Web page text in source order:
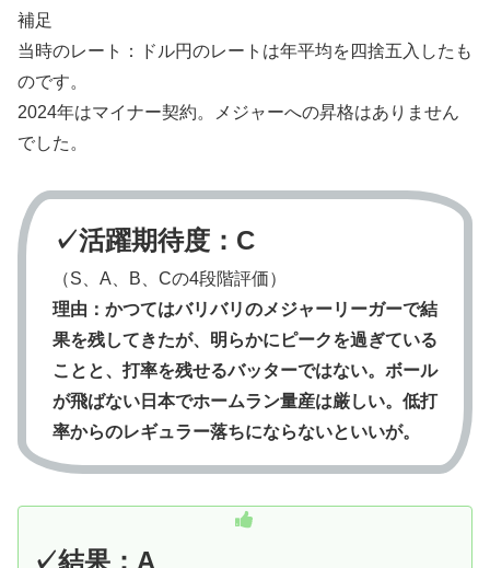
補足
当時のレート：ドル円のレートは年平均を四捨五入したも
のです。
2024年はマイナー契約。メジャーへの昇格はありません
でした。
✓活躍期待度：C
（S、A、B、Cの4段階評価）
理由： かつてはバリバリのメジャーリーガーで結
果を残してきたが、明らかにピークを過ぎている
ことと、打率を残せるバッターではない。ボール
が飛ばない日本でホームラン量産は厳しい。低打
率からのレギュラー落ちにならないといいが。
✓結果：A